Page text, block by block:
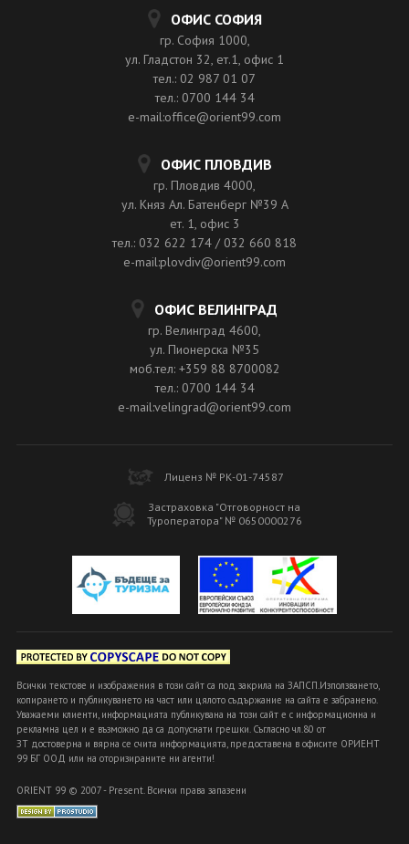
ОФИС СОФИЯ
гр. София 1000,
ул. Гладстон 32, ет.1, офис 1
тел.: 02 987 01 07
тел.: 0700 144 34
e-mail:office@orient99.com
ОФИС ПЛОВДИВ
гр. Пловдив 4000,
ул. Княз Ал. Батенберг №39 A
ет. 1, офис 3
тел.: 032 622 174 / 032 660 818
e-mail:plovdiv@orient99.com
ОФИС ВЕЛИНГРАД
гр. Велинград 4600,
ул. Пионерска №35
моб.тел: +359 88 8700082
тел.: 0700 144 34
e-mail:velingrad@orient99.com
Лиценз № РК-01-74587
Застраховка "Отговорност на
Туроператора" № 0650000276
Всички текстове и изображения в този сайт са под закрила на ЗАПСП.Използването,
копирането и публикуването на част или цялото съдържание на сайта е забранено.
Уважаеми клиенти, информацията публикувана на този сайт е с информационна и
рекламна цел и е възможно да са допуснати грешки. Съгласно чл.80 от
ЗТ достоверна и вярна се счита информацията, предоставена в офисите ОРИЕНТ
99 БГ ООД или на оторизираните ни агенти!
ORIENT 99 © 2007 - Present. Всички права запазени